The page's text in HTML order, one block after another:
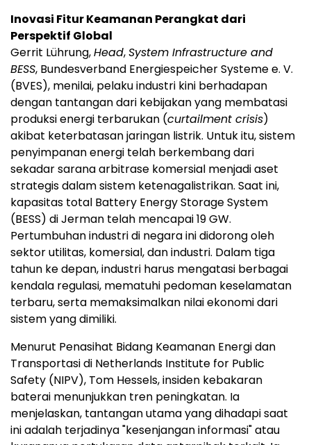
Inovasi Fitur Keamanan Perangkat dari
Perspektif Global
Gerrit Lührung,Head,System Infrastructure and
BESS, Bundesverband Energiespeicher Systeme e. V.
(BVES), menilai, pelaku industri kini berhadapan
dengan tantangan dari kebijakan yang membatasi
produksi energi terbarukan (curtailment crisis)
akibat keterbatasan jaringan listrik. Untuk itu, sistem
penyimpanan energi telah berkembang dari
sekadar sarana arbitrase komersial menjadi aset
strategis dalam sistem ketenagalistrikan. Saat ini,
kapasitas total Battery Energy Storage System
(BESS) di Jerman telah mencapai 19 GW.
Pertumbuhan industri di negara ini didorong oleh
sektor utilitas, komersial, dan industri. Dalam tiga
tahun ke depan, industri harus mengatasi berbagai
kendala regulasi, mematuhi pedoman keselamatan
terbaru, serta memaksimalkan nilai ekonomi dari
sistem yang dimiliki.
Menurut Penasihat Bidang Keamanan Energi dan
Transportasi di Netherlands Institute for Public
Safety (NIPV), Tom Hessels, insiden kebakaran
baterai menunjukkan tren peningkatan. Ia
menjelaskan, tantangan utama yang dihadapi saat
ini adalah terjadinya "kesenjangan informasi" atau